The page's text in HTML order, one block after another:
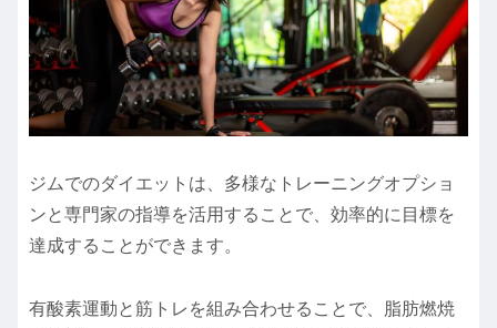
ジムでのダイエットは、多様なトレーニングオプショ
ンと専門家の指導を活用することで、効率的に目標を
達成することができます。
有酸素運動と筋トレを組み合わせることで、脂肪燃焼